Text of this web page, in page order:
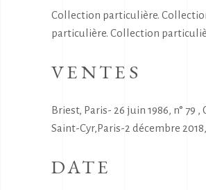
Collection particulière.
particulière. Collection
VENTES
Briest, Paris- 26 juin 1986, n° 79 ,
Saint-Cyr,Paris-2 décembre 2018,
DATE